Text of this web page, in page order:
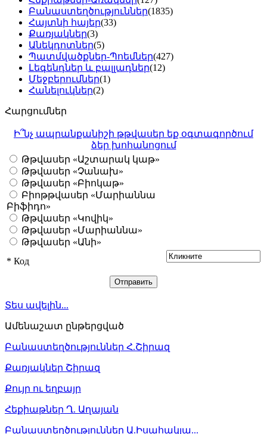
Բանաստեղծություններ(1835)
Հայտնի հայեր(33)
Քառյակներ(3)
Անեկդոտներ(5)
Պատմվածքներ-Պոեմներ(427)
Լեգենդներ և բալլադներ(12)
Մեջբերումներ(1)
Հանելուկներ(2)
Հարցումներ
Ի՞նչ ապրանքանիշի թթվասեր եք օգտագործում
ձեր խոհանոցում
Թթվասեր «Աշտարակ կաթ»
Թթվասեր «Չանախ»
Թթվասեր «Բիոկաթ»
Բիոթթվասեր «Մարիաննա
Բիֆիդո»
Թթվասեր «Կովիկ»
Թթվասեր «Մարիաննա»
Թթվասեր «Անի»
* Код
Տես ավելին...
Ամենաշատ ընթերցված
Բանաստեղծություններ Հ.Շիրազ
Քառյակներ Շիրազ
Քույր ու եղբայր
Հեքիաթներ Ղ. Աղայան
Բանաստեղծություններ Ա.Իսահակյա...